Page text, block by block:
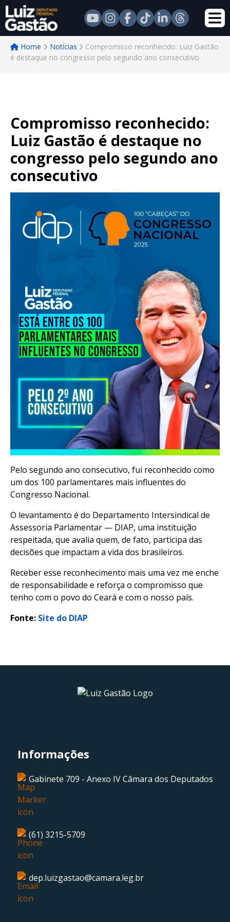
Home Notícias
Compromisso reconhecido: Luiz Gastão
é destaque no congresso pelo segundo ano consecutivo
Compromisso reconhecido:
Luiz Gastão é destaque no
congresso pelo segundo ano
consecutivo
Pelo segundo ano consecutivo, fui reconhecido como
um dos 100 parlamentares mais influentes do
Congresso Nacional.
O levantamento é do Departamento Intersindical de
Assessoria Parlamentar — DIAP, uma instituição
respeitada, que avalia quem, de fato, participa das
decisões que impactam a vida dos brasileiros.
Receber esse reconhecimento mais uma vez me enche
de responsabilidade e reforça o compromisso que
tenho com o povo do Ceará e com o nosso país.
Fonte: Site do DIAP
Informações
Gabinete 709 - Anexo IV Câmara dos Deputados
(61) 3215-5709
dep.luizgastao@camara.leg.br